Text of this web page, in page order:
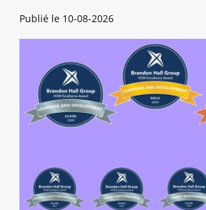
Publié le 10-08-2026